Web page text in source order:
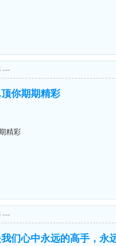
---
你期期精彩
精彩
---
们心中永远的高手，永